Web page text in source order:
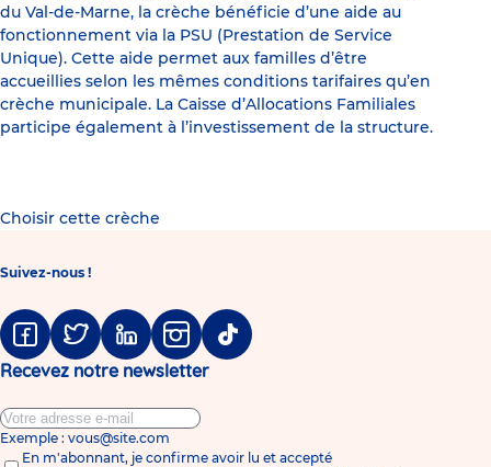
du Val-de-Marne, la crèche bénéficie d’une aide au
fonctionnement via la PSU (Prestation de Service
Unique). Cette aide permet aux familles d’être
accueillies selon les mêmes conditions tarifaires qu’en
crèche municipale. La Caisse d’Allocations Familiales
participe également à l’investissement de la structure.
Choisir cette crèche
Suivez-nous !
FacebookTwitter LinkedinInstagramTiktok
Recevez notre newsletter
Exemple : vous@site.com
En m'abonnant, je confirme avoir lu et accepté